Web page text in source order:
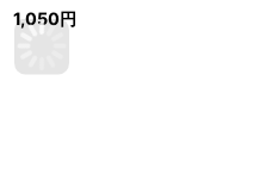
1,050円